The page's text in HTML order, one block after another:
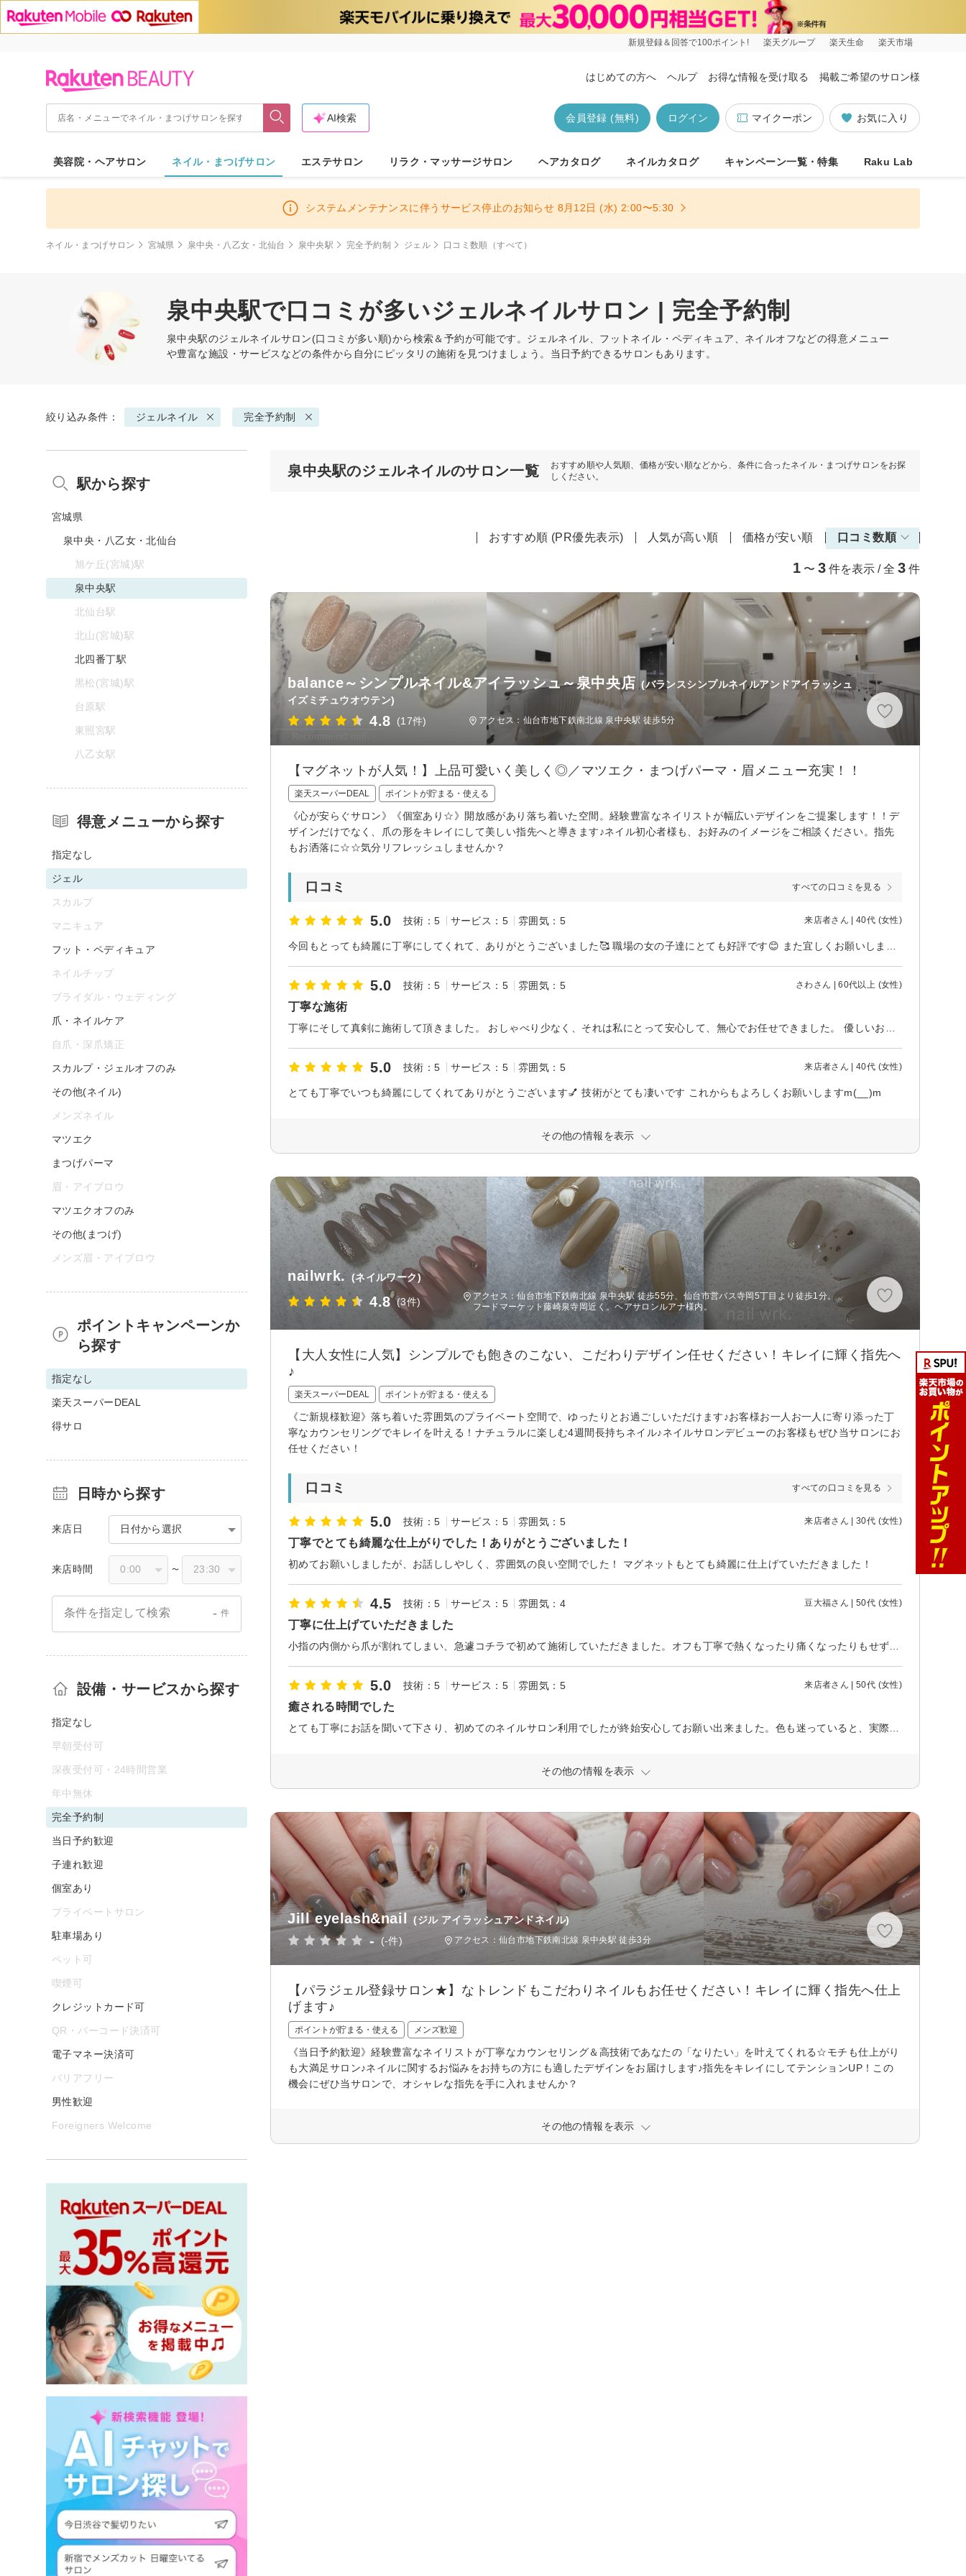
新規登録＆回答で100ポイント! 楽天グループ 楽天生命 楽天市場
はじめての方へ ヘルプ お得な情報を受け取る 掲載ご希望のサロン様
お気に入り
マイクーポン
ログイン
会員登録 (無料)
AI検索
美容院・ヘアサロン ネイル・まつげサロン エステサロン リラク・マッサージサロン ヘアカタログ ネイルカタログ キャンペーン一覧・特集 Raku Lab
システムメンテナンスに伴うサービス停止のお知らせ 8月12日 (水) 2:00〜5:30
ネイル・まつげサロン 宮城県 泉中央・八乙女・北仙台 泉中央駅 完全予約制 ジェル 口コミ数順（すべて）
泉中央駅で口コミが多いジェルネイルサロン | 完全予約制
泉中央駅のジェルネイルサロン(口コミが多い順)から検索＆予約が可能です。ジェルネイル、フットネイル・ペディキュア、ネイルオフなどの得意メニュー
や豊富な施設・サービスなどの条件から自分にピッタリの施術を見つけましょう。当日予約できるサロンもあります。
絞り込み条件： ジェルネイル 完全予約制
泉中央駅のジェルネイルのサロン一覧
おすすめ順や人気順、価格が安い順などから、条件に合ったネイル・まつげサロンをお探
しください。
おすすめ順 (PR優先表示) 人気が高い順 価格が安い順 口コミ数順
1 〜 3 件を表示 / 全 3 件
balance～シンプルネイル&アイラッシュ～泉中央店 (バランスシンプルネイルアンドアイラッシュ
イズミチュウオウテン)
4.8 (17件) アクセス：仙台市地下鉄南北線 泉中央駅 徒歩5分
【マグネットが人気！】上品可愛いく美しく◎／マツエク・まつげパーマ・眉メニュー充実！！
楽天スーパーDEAL ポイントが貯まる・使える
《心が安らぐサロン》《個室あり☆》開放感があり落ち着いた空間。経験豊富なネイリストが幅広いデザインをご提案します！！デ
ザインだけでなく、爪の形をキレイにして美しい指先へと導きます♪ネイル初心者様も、お好みのイメージをご相談ください。指先
もお洒落に☆☆気分リフレッシュしませんか？
口コミ すべての口コミを見る
5.0 技術：5 サービス：5 雰囲気：5 来店者さん | 40代 (女性)
5.0 技術：5 サービス：5 雰囲気：5 さわさん | 60代以上 (女性)
丁寧な施術
5.0 技術：5 サービス：5 雰囲気：5 来店者さん | 40代 (女性)
とても丁寧でいつも綺麗にしてくれてありがとうございます💅 技術がとても凄いです これからもよろしくお願いしますm(__)m
その他の情報を表示
nailwrk. (ネイルワーク)
4.8 (3件)
アクセス：仙台市地下鉄南北線 泉中央駅 徒歩55分、仙台市営バス寺岡5丁目より徒歩1分。
フードマーケット藤崎泉寺岡近く。ヘアサロンルアナ様内。
【大人女性に人気】シンプルでも飽きのこない、こだわりデザイン任せください！キレイに輝く指先へ
♪
楽天スーパーDEAL ポイントが貯まる・使える
《ご新規様歓迎》落ち着いた雰囲気のプライベート空間で、ゆったりとお過ごしいただけます♪お客様お一人お一人に寄り添った丁
寧なカウンセリングでキレイを叶える！ナチュラルに楽しむ4週間長持ちネイル♪ネイルサロンデビューのお客様もぜひ当サロンにお
任せください！
口コミ すべての口コミを見る
5.0 技術：5 サービス：5 雰囲気：5 来店者さん | 30代 (女性)
丁寧でとても綺麗な仕上がりでした！ありがとうございました！
初めてお願いしましたが、お話ししやしく、雰囲気の良い空間でした！ マグネットもとても綺麗に仕上げていただきました！
4.5 技術：5 サービス：5 雰囲気：4 豆大福さん | 50代 (女性)
丁寧に仕上げていただきました
5.0 技術：5 サービス：5 雰囲気：5 来店者さん | 50代 (女性)
癒される時間でした
その他の情報を表示
Jill eyelash&nail (ジル アイラッシュアンドネイル)
- (-件) アクセス：仙台市地下鉄南北線 泉中央駅 徒歩3分
【パラジェル登録サロン★】なトレンドもこだわりネイルもお任せください！キレイに輝く指先へ仕上
げます♪
ポイントが貯まる・使える メンズ歓迎
《当日予約歓迎》経験豊富なネイリストが丁寧なカウンセリング＆高技術であなたの「なりたい」を叶えてくれる☆モチも仕上がり
も大満足サロン♪ネイルに関するお悩みをお持ちの方にも適したデザインをお届けします♪指先をキレイにしてテンションUP！この
機会にぜひ当サロンで、オシャレな指先を手に入れませんか？
その他の情報を表示
駅から探す
宮城県
泉中央・八乙女・北仙台
旭ケ丘(宮城)駅
泉中央駅
北仙台駅
北山(宮城)駅
北四番丁駅
黒松(宮城)駅
台原駅
東照宮駅
八乙女駅
得意メニューから探す
指定なし
ジェル
スカルプ
マニキュア
フット・ペディキュア
ネイルチップ
ブライダル・ウェディング
爪・ネイルケア
自爪・深爪矯正
スカルプ・ジェルオフのみ
その他(ネイル)
メンズネイル
マツエク
まつげパーマ
眉・アイブロウ
マツエクオフのみ
その他(まつげ)
メンズ眉・アイブロウ
ポイントキャンペーンか
ら探す
指定なし
楽天スーパーDEAL
得サロ
日時から探す
来店日 日付から選択
来店時間 〜
条件を指定して検索 - 件
設備・サービスから探す
指定なし
早朝受付可
深夜受付可・24時間営業
年中無休
完全予約制
当日予約歓迎
子連れ歓迎
個室あり
プライベートサロン
駐車場あり
ペット可
喫煙可
クレジットカード可
QR・バーコード決済可
電子マネー決済可
バリアフリー
男性歓迎
Foreigners Welcome